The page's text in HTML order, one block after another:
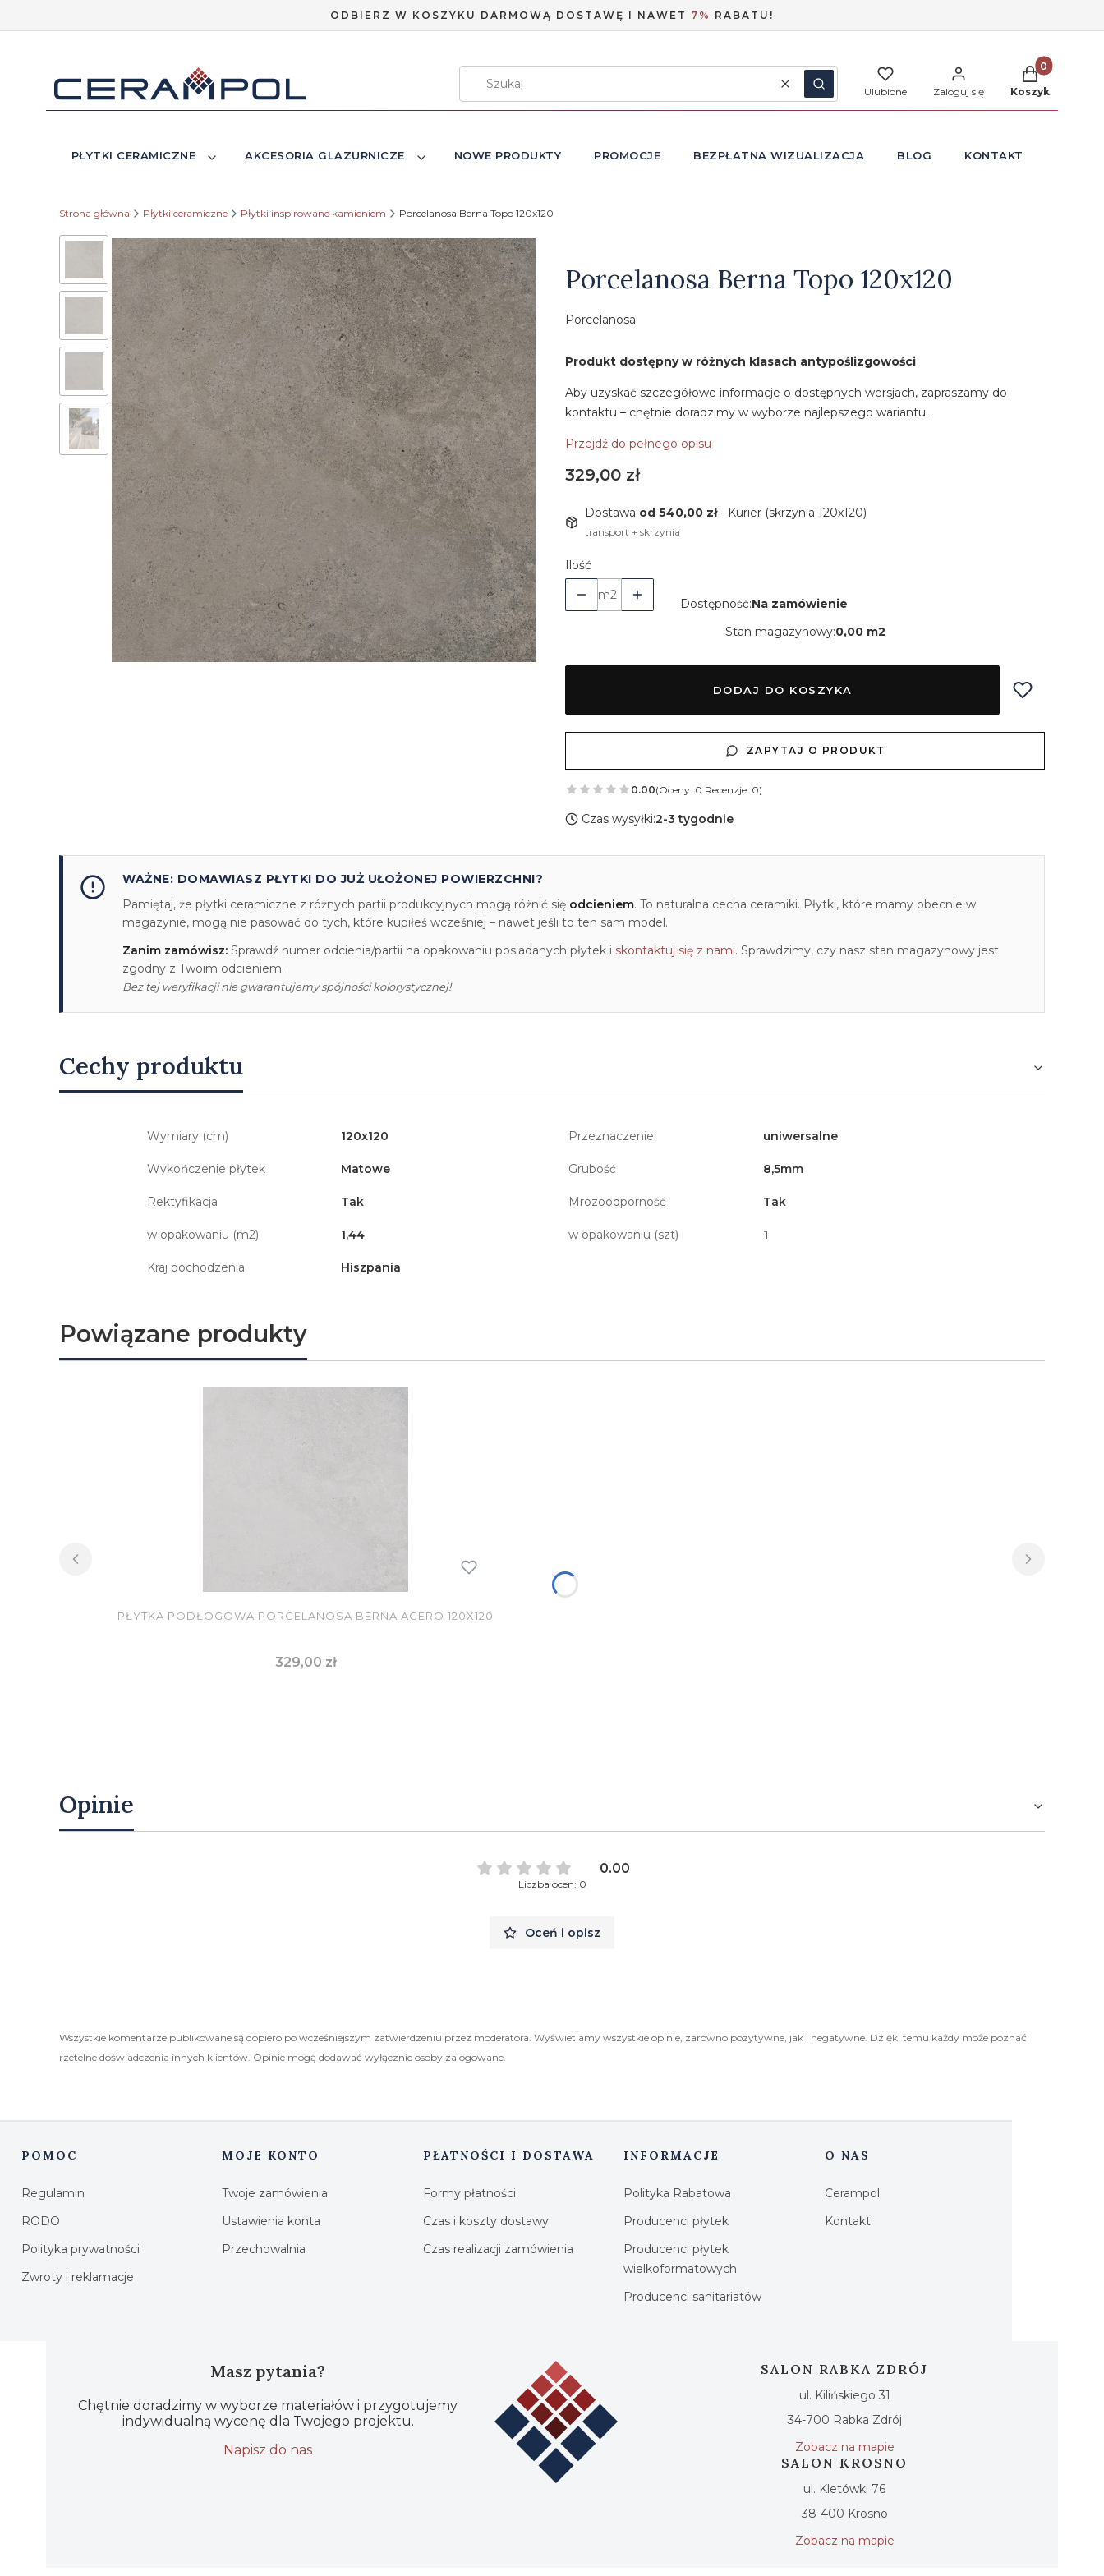
ODBIERZ W KOSZYKU DARMOWĄ DOSTAWĘ I NAWET 7% RABATU!
WyczyśćSzukaj Ulubione Zaloguj się
Produkty w
Koszyk
PŁYTKI CERAMICZNE AKCESORIA GLAZURNICZE NOWE PRODUKTY PROMOCJE BEZPŁATNA WIZUALIZACJA BLOG KONTAKT
Strona główna Płytki ceramiczne Płytki inspirowane kamieniem Porcelanosa Berna Topo 120x120
Porcelanosa Berna Topo 120x120
Porcelanosa
Produkt dostępny w różnych klasach antypoślizgowości
Aby uzyskać szczegółowe informacje o dostępnych wersjach, zapraszamy do
kontaktu – chętnie doradzimy w wyborze najlepszego wariantu.
Przejdź do pełnego opisu
Cena
329,00 zł
Dostawa od 540,00 zł- Kurier (skrzynia 120x120)
transport + skrzynia
Ilość
m2
Dostępność:Na zamówienie
Stan magazynowy:0,00 m2
DODAJ DO KOSZYKA
ZAPYTAJ O PRODUKT
0.00(Oceny: 0 Recenzje: 0)
Czas wysyłki:2-3 tygodnie
WAŻNE: DOMAWIASZ PŁYTKI DO JUŻ UŁOŻONEJ POWIERZCHNI?
Pamiętaj, że płytki ceramiczne z różnych partii produkcyjnych mogą różnić się odcieniem. To naturalna cecha ceramiki. Płytki, które mamy obecnie w
magazynie, mogą nie pasować do tych, które kupiłeś wcześniej – nawet jeśli to ten sam model.
Zanim zamówisz: Sprawdź numer odcienia/partii na opakowaniu posiadanych płytek i skontaktuj się z nami. Sprawdzimy, czy nasz stan magazynowy jest
zgodny z Twoim odcieniem.
Bez tej weryfikacji nie gwarantujemy spójności kolorystycznej!
Cechy produktu
Wymiary (cm) 120x120 Przeznaczenie uniwersalne
Wykończenie płytek Matowe Grubość 8,5mm
Rektyfikacja Tak Mrozoodporność Tak
w opakowaniu (m2) 1,44 w opakowaniu (szt) 1
Kraj pochodzenia Hiszpania
Powiązane produkty
PŁYTKA PODŁOGOWA PORCELANOSA BERNA ACERO 120X120
Cena
329,00 zł
Opinie
0.00
Liczba ocen: 0
Oceń i opisz
Wszystkie komentarze publikowane są dopiero po wcześniejszym zatwierdzeniu przez moderatora. Wyświetlamy wszystkie opinie, zarówno pozytywne, jak i negatywne. Dzięki temu każdy może poznać
rzetelne doświadczenia innych klientów. Opinie mogą dodawać wyłącznie osoby zalogowane.
Linki w stopce
POMOC
Regulamin
RODO
Polityka prywatności
Zwroty i reklamacje
MOJE KONTO
Twoje zamówienia
Ustawienia konta
Przechowalnia
PŁATNOŚCI I DOSTAWA
Formy płatności
Czas i koszty dostawy
Czas realizacji zamówienia
INFORMACJE
Polityka Rabatowa
Producenci płytek
Producenci płytek
wielkoformatowych
Producenci sanitariatów
O NAS
Cerampol
Kontakt
Masz pytania?
Chętnie doradzimy w wyborze materiałów i przygotujemy
indywidualną wycenę dla Twojego projektu.
Napisz do nas
SALON RABKA ZDRÓJ
ul. Kilińskiego 31
34-700 Rabka Zdrój
Zobacz na mapie
SALON KROSNO
ul. Kletówki 76
38-400 Krosno
Zobacz na mapie